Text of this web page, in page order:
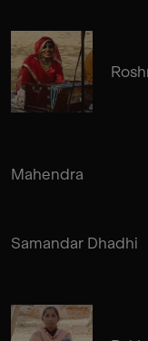
Mahendra
Samandar Dhadhi